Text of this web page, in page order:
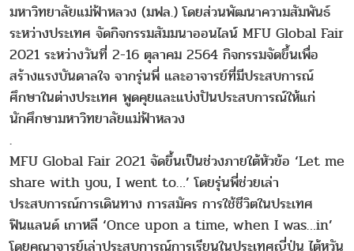
มหาวิทยาลัยแม่ฟ้าหลวง (มฟล.) โดยส่วนพัฒนาความสัมพันธ์
ระหว่างประเทศ จัดกิจกรรมสัมมนาออนไลน์ MFU Global Fair
2021 ระหว่างวันที่ 2-16 ตุลาคม 2564 กิจกรรมจัดขึ้นเพื่อ
สร้างแรงบันดาลใจ จากรุ่นพี่ และอาจารย์ที่มีประสบการณ์
ศึกษาในต่างประเทศ พูดคุยและแบ่งปันประสบการณ์ให้แก่
นักศึกษามหาวิทยาลัยแม่ฟ้าหลวง
.
MFU Global Fair 2021 จัดขึ้นเป็นช่วงภายใต้หัวข้อ ‘Let me
share with you, I went to…’ โดยรุ่นพี่ช่วยเล่า
ประสบการณ์การเดินทาง การสมัคร การใช้ชีวิตในประเทศ
ฟินแลนด์ เกาหลี ‘Once upon a time, when I was…in’
โดยคณาจารย์เล่าประสบการณ์การเรียนในประเทศญี่ปุ่น ไต้หวัน